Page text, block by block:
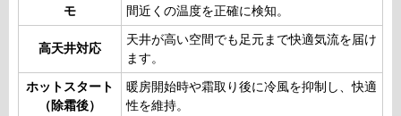
モ
間近くの温度を正確に検知。
高天井対応
天井が高い空間でも足元まで快適気流を届け
ます。
ホットスタート
（除霜後）
暖房開始時や霜取り後に冷風を抑制し、快適
性を維持。